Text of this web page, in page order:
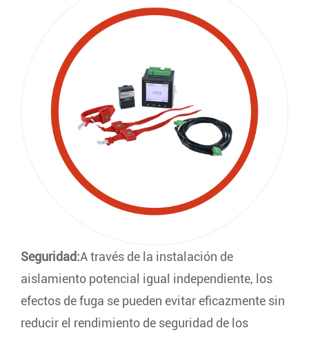
Seguridad:A través de la instalación de
aislamiento potencial igual independiente, los
efectos de fuga se pueden evitar eficazmente sin
reducir el rendimiento de seguridad de los